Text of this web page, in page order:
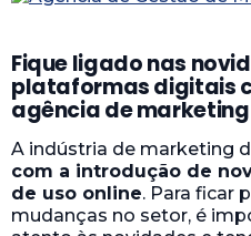
Fique ligado nas
plataformas digitais
agência de
A indústria de marketing
com a introdução de
de uso online. Para ficar
mudanças no setor, é